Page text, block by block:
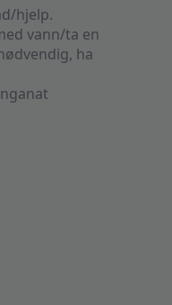
hjelp.
vann/ta en
ha